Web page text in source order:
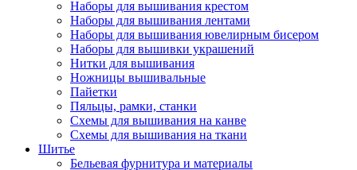
Наборы для вышивания крестом
Наборы для вышивания лентами
Наборы для вышивания ювелирным бисером
Наборы для вышивки украшений
Нитки для вышивания
Ножницы вышивальные
Пайетки
Пяльцы, рамки, станки
Схемы для вышивания на канве
Схемы для вышивания на ткани
Шитье
Бельевая фурнитура и материалы